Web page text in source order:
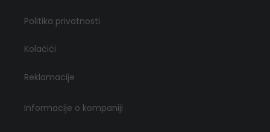
Politika privatnosti
Kolačići
Reklamacije
Informacije o kompaniji